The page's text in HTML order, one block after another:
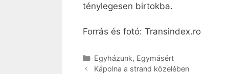
ténylegesen birtokba.
Forrás és fotó: Transindex.ro
Kategória
Egyházunk, Egymásért
Kápolna a strand közelében